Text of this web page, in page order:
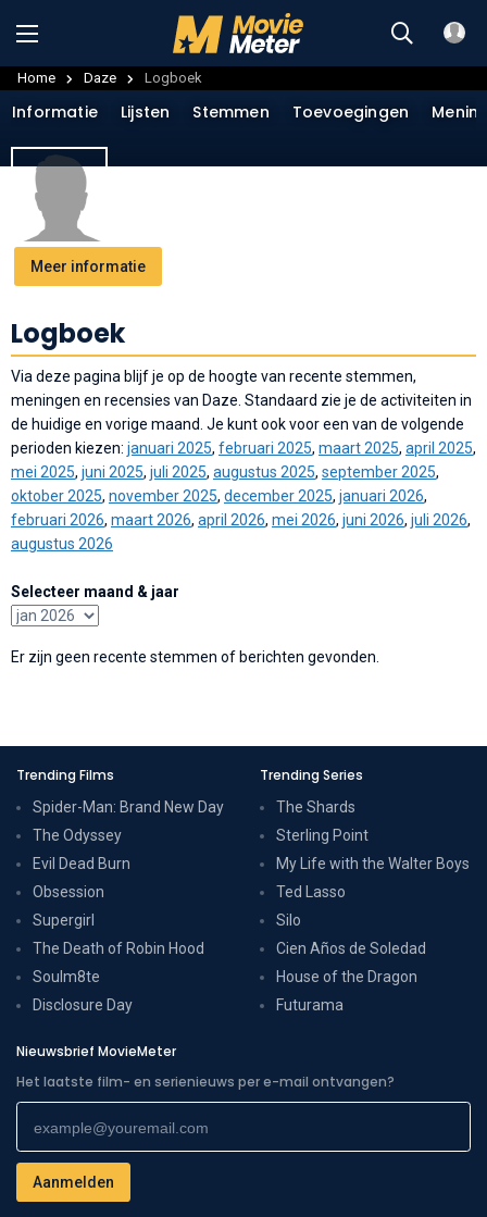
Home Daze Logboek
Meer informatie
Informatie Lijsten Stemmen Toevoegingen
Logboek
Via deze pagina blijf je op de hoogte van recente stemmen,
meningen en recensies van Daze. Standaard zie je de activiteiten in
de huidige en vorige maand. Je kunt ook voor een van de volgende
perioden kiezen: januari 2025, februari 2025, maart 2025, april 2025,
mei 2025, juni 2025, juli 2025, augustus 2025, september 2025,
oktober 2025, november 2025, december 2025, januari 2026,
februari 2026, maart 2026, april 2026, mei 2026, juni 2026, juli 2026,
augustus 2026
Selecteer maand & jaar
Er zijn geen recente stemmen of berichten gevonden.
Trending Films
Spider-Man: Brand New Day
The Odyssey
Evil Dead Burn
Obsession
Supergirl
The Death of Robin Hood
Soulm8te
Disclosure Day
Trending Series
The Shards
Sterling Point
My Life with the Walter Boys
Ted Lasso
Silo
Cien Años de Soledad
House of the Dragon
Futurama
Nieuwsbrief MovieMeter
Het laatste film- en serienieuws per e-mail ontvangen?